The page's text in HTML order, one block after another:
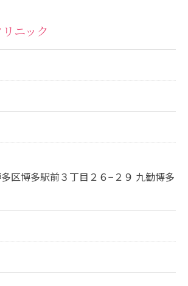
ニック
区博多駅前３丁目２６−２９ 九勧博多